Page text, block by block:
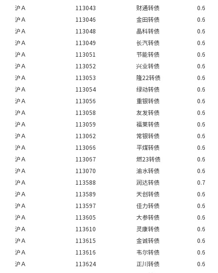
沪Ａ
113043 财通转债
0.6
沪Ａ
113046 金田转债
0.6
沪Ａ
113048 晶科转债
0.6
沪Ａ
113049 长汽转债
0.6
沪Ａ
113051 节能转债
0.6
沪Ａ
113052 兴业转债
0.6
沪Ａ
113053 隆22转债
0.6
沪Ａ
113054 绿动转债
0.6
沪Ａ
113056 重银转债
0.6
沪Ａ
113058 友发转债
0.6
沪Ａ
113059 福莱转债
0.6
沪Ａ
113062 常银转债
0.6
沪Ａ
113066 平煤转债
0.6
沪Ａ
113067 燃23转债
0.6
沪Ａ
113070 渝水转债
0.6
沪Ａ
113588 润达转债
0.7
沪Ａ
113589 天创转债
0.6
沪Ａ
113597 佳力转债
0.6
沪Ａ
113605 大参转债
0.6
沪Ａ
113610 灵康转债
0.6
沪Ａ
113615 金诚转债
0.6
沪Ａ
113616 韦尔转债
0.6
沪Ａ
113624 正川转债
0.6